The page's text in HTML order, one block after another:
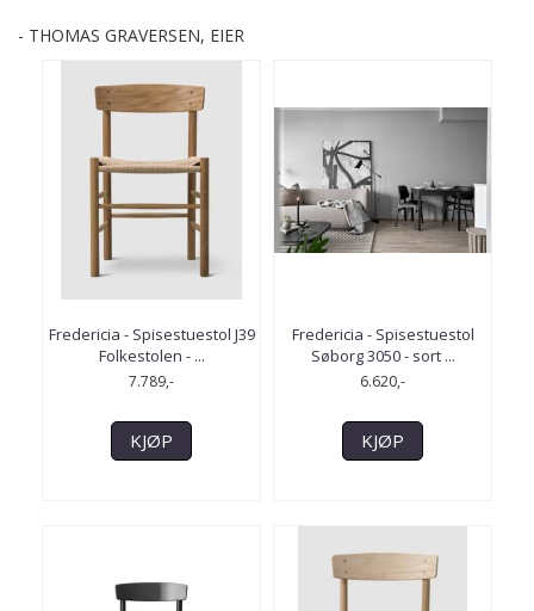
- THOMAS GRAVERSEN, EIER
Fredericia - Spisestuestol J39
Folkestolen - ...
7.789,-
KJØP
Fredericia - Spisestuestol
Søborg 3050 - sort ...
6.620,-
KJØP